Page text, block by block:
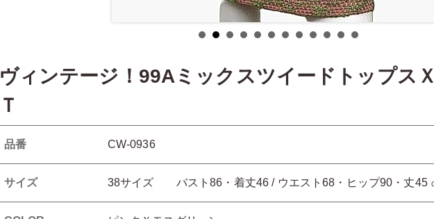
ヴィンテージ！99Aミックスツイードトップス
Ｔ
品番 CW-0936
サイズ 38サイズ バスト86・着丈46 / ウエスト68・ヒップ90・丈45